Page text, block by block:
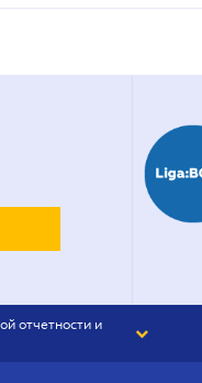
отчетности и